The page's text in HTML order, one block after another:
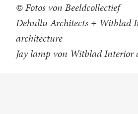
© Fotos von Beeldcollectief
Dehullu Architects + Witblad
architecture
Jay lamp von Witblad Interior